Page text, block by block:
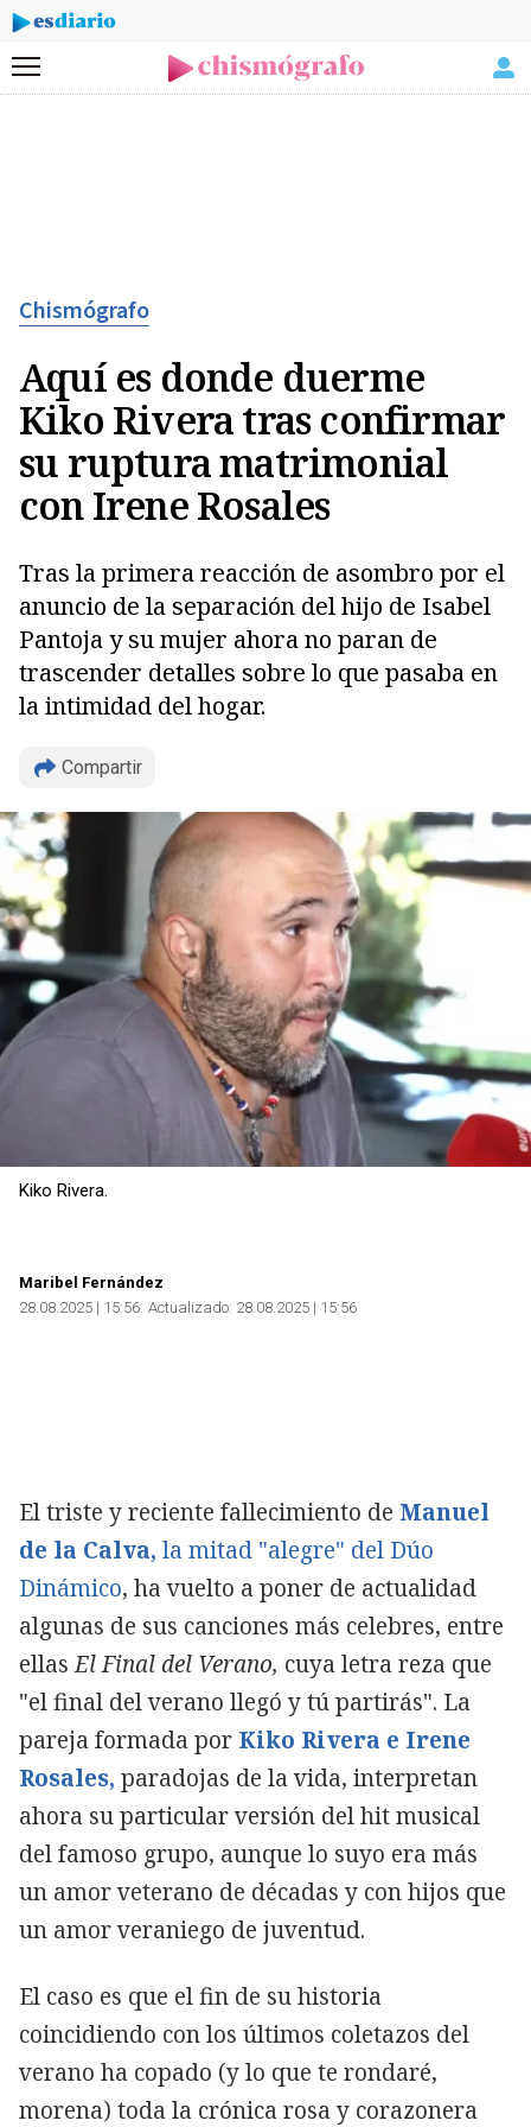
Menú
Chismógrafo
Aquí es donde duerme
Kiko Rivera tras confirmar
su ruptura matrimonial
con Irene Rosales
Tras la primera reacción de asombro por el
anuncio de la separación del hijo de Isabel
Pantoja y su mujer ahora no paran de
trascender detalles sobre lo que pasaba en
la intimidad del hogar.
Compartir
Copiar
Kiko Rivera.
Maribel Fernández
28.08.2025 | 15:56 Actualizado: 28.08.2025 | 15:56
El triste y reciente fallecimiento de Manuel
de la Calva, la mitad "alegre" del Dúo
Dinámico, ha vuelto a poner de actualidad
algunas de sus canciones más celebres, entre
ellasEl Final del Verano, cuya letra reza que
"el final del verano llegó y tú partirás". La
pareja formada por Kiko Rivera e Irene
Rosales, paradojas de la vida, interpretan
ahora su particular versión del hit musical
del famoso grupo, aunque lo suyo era más
un amor veterano de décadas y con hijos que
un amor veraniego de juventud.
El caso es que el fin de su historia
coincidiendo con los últimos coletazos del
verano ha copado (y lo que te rondaré,
morena) toda la crónica rosa y corazonera